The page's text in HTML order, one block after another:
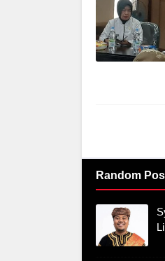
Random